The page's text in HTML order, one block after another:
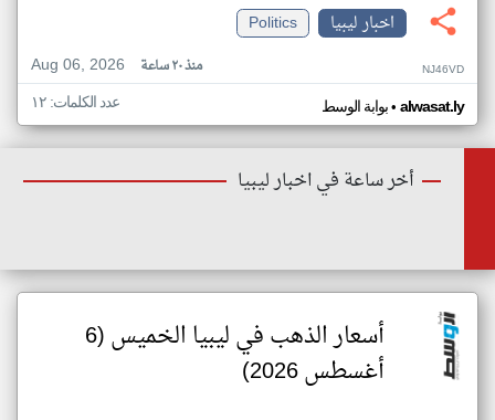
اخبار ليبيا
Politics
Aug 06, 2026
منذ ٢٠ ساعة NJ46VD
بوابة الوسط• alwasat.ly عدد الكلمات: ١٢
أخر ساعة في اخبار ليبيا
أسعار الذهب في ليبيا الخميس (6
أغسطس 2026)